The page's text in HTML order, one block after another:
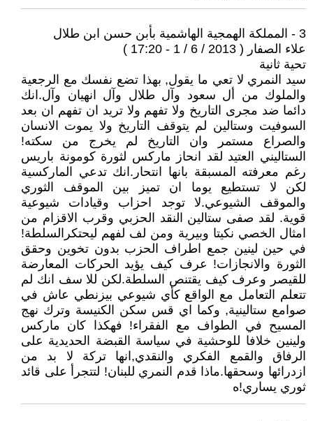
3 - المملكة الهمجية الهاشمية بأبن حسن ابن طلال
علاء الصفار ( 2013 / 6 / 1 - 17:20 )
تحية ثانية
سيد النمري لا تعي ما يقول, بهذا تضع نفسك مع الرجعية
والملوك من أل سعود وآل طلال وآل انهيان وآل.انك
دائما ضد مجرى التاريخ ولا تفهم ولا تريد ان تفهم ان بعد
السوفيت وستالين لم يتوقف التاريخ ولا يموت الانسان
والصراع مستمر وان التاريخ لم يخرج من سكته!
الستاليني العتيد لقد انحاز ماركس لثورة كومونة باريس
رغم معرفته المسبقة بانها انتحار.انك تدعي الماركسية
لكن لا تستطيع يوما ان تميز بين الموقف الثوري
والموقف الشيوعي.لا توجد احزاب وقيادات شيوعية
قوية. لقد صفى ستالين النقد الحزبي وقرب الاقزام من
امثال الخصي نكيتا وبيرية ومن لف لفهم ليحتكرالسلطة!
في حين لينين جمع اطراف الحزب بدون تخوين وحقق
الثورة والانجازات! عرف كيف يؤيد الحركات المعارضة
للقيصر وعرف كيف يقتنص السلطة.لكن للا سف انك لم
تتعلم التعامل مع الواقع كأي شيوعي بيزنطي عاش في
صوامع ستالينية, وكما اي قس سكن الكنيسة وترك نهج
المسيح في الطواف مع الفقراء! فهكذا كان ماركس
ولينين خلافا للوحشية في سياسة القبضة الحديدية على
الرفاق والقمع الفكري والنقدي,انها تركة لا بد من
ازدرائها وسحقها.ماذا قدم النمري للبنان! لتتجرأ على قائد
ثوري يساري!ه